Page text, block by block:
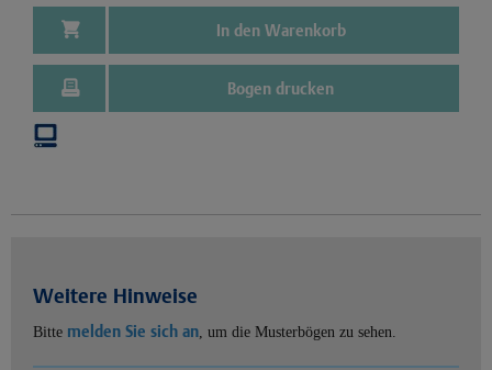
In den Warenkorb
Bogen drucken
Weitere Hinweise
Bitte melden Sie sich an, um die Musterbögen zu sehen.